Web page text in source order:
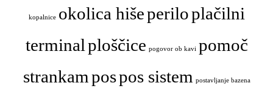
kopalnice okolica hišeperiloplačilni
terminalploščice pogovor ob kavi pomoč
strankampospos sistem postavljanje bazena